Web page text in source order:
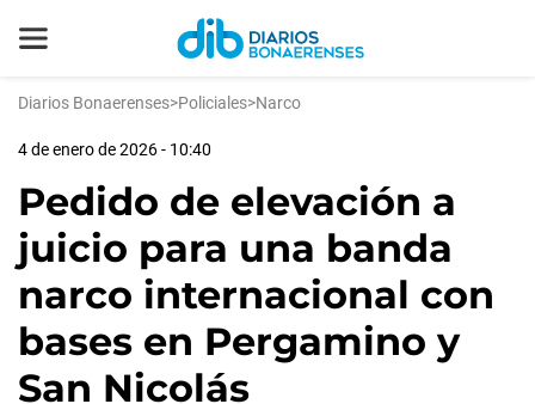
Diarios Bonaerenses>Policiales>Narco
4 de enero de 2026 - 10:40
Pedido de elevación a
juicio para una banda
narco internacional con
bases en Pergamino y
San Nicolás